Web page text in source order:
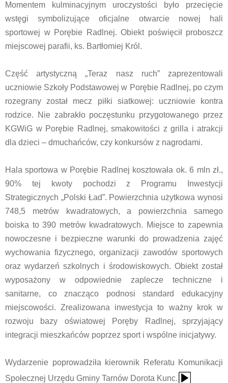
Momentem kulminacyjnym uroczystości było przecięcie
wstęgi symbolizujące oficjalne otwarcie nowej hali
sportowej w Porębie Radlnej. Obiekt poświęcił proboszcz
miejscowej parafii, ks. Bartłomiej Król.
Część artystyczną „Teraz nasz ruch” zaprezentowali
uczniowie Szkoły Podstawowej w Porębie Radlnej, po czym
rozegrany został mecz piłki siatkowej: uczniowie kontra
rodzice. Nie zabrakło poczęstunku przygotowanego przez
KGWiG w Porębie Radlnej, smakowitości z grilla i atrakcji
dla dzieci – dmuchańców, czy konkursów z nagrodami.
Hala sportowa w Porębie Radlnej kosztowała ok. 6 mln zł.,
90% tej kwoty pochodzi z Programu Inwestycji
Strategicznych „Polski Ład”. Powierzchnia użytkowa wynosi
748,5 metrów kwadratowych, a powierzchnia samego
boiska to 390 metrów kwadratowych. Miejsce to zapewnia
nowoczesne i bezpieczne warunki do prowadzenia zajęć
wychowania fizycznego, organizacji zawodów sportowych
oraz wydarzeń szkolnych i środowiskowych. Obiekt został
wyposażony w odpowiednie zaplecze techniczne i
sanitarne, co znacząco podnosi standard edukacyjny
miejscowości. Zrealizowana inwestycja to ważny krok w
rozwoju bazy oświatowej Poręby Radlnej, sprzyjający
integracji mieszkańców poprzez sport i wspólne inicjatywy.
Wydarzenie poprowadziła kierownik Referatu Komunikacji
Społecznej Urzędu Gminy Tarnów Dorota Kunc.
{Play}